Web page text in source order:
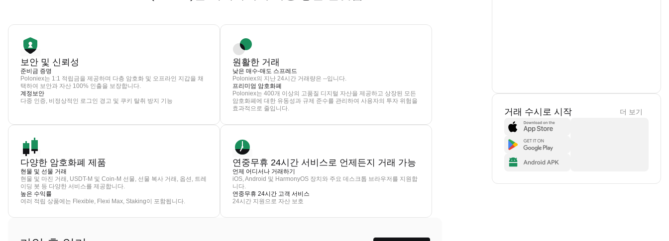
보안 및 신뢰성
준비금 증명
Poloniex는 1:1 적립금을 제공하며 다층 암호화 및 오프라인 지갑을 채
택하여 보안과 자산 100% 인출을 보장합니다.
계정보안
다중 인증, 비정상적인 로그인 경고 및 쿠키 탈취 방지 기능
원활한 거래
낮은 매수-매도 스프레드
Poloniex의 지난 24시간 거래량은 --입니다.
프리미엄 암호화폐
Poloniex는 400개 이상의 고품질 디지털 자산을 제공하고 상장된 모든
암호화폐에 대한 유동성과 규제 준수를 관리하여 사용자의 투자 위험을
효과적으로 줄입니다.
다양한 암호화폐 제품
현물 및 선물 거래
현물 및 마진 거래, USDT-M 및 Coin-M 선물, 선물 복사 거래, 옵션, 트레
이딩 봇 등 다양한 서비스를 제공합니다.
높은 수익률
여러 적립 상품에는 Flexible, Flexi Max, Staking이 포함됩니다.
연중무휴 24시간 서비스로 언제든지 거래 가능
언제 어디서나 거래하기
iOS, Android 및 HarmonyOS 장치와 주요 데스크톱 브라우저를 지원합
니다.
연중무휴 24시간 고객 서비스
24시간 지원으로 자산 보호
거래 수시로 시작 더 보기